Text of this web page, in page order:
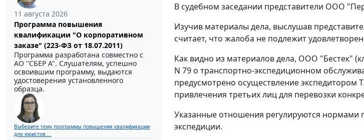
11 августа 2026
Программа повышения
квалификации "О корпоративном
заказе" (223-ФЗ от 18.07.2011)
Программа разработана совместно с
АО ''СБЕР А". Слушателям, успешно
освоившим программу, выдаются
удостоверения установленного
образца.
Выберите тему программы повышения квалификации
для юристов ...
В судебном заседании представители ООО
Изучив материалы дела, выслушав
считает, что жалоба не подлежит
Как видно из материалов дела, ООО "Бестек"
N 79 о транспортно-экспедиционном
предусмотрено осуществление экспедитором
привлечения третьих лиц для перевозки
Указанные отношения регулируются нормами
экспедиции.